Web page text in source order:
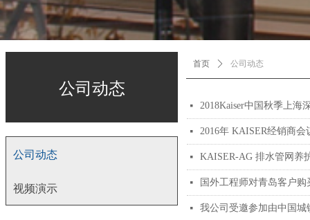
公司动态
首页 ꄲ 公司动态
넷 2018Kaiser中国秋季上
넷 2016年 KAISER经销商会
넷 KAISER-AG 排水管网养
넷 国外工程师对青岛客户
넷 我公司受邀参加由中国城
公司动态
视频演示